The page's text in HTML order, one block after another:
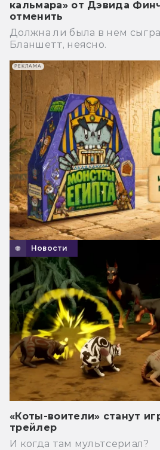
кальмара» от Дэвида
отменить
Должна ли была в нем
Бланшетт, неясно.
Новости
«Коты-воители» станут
трейлер
И когда там мультсериал?
РЕКЛАМА